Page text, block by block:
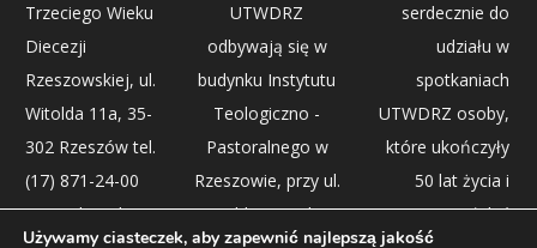
Trzeciego Wieku
Diecezji
Rzeszowskiej, ul.
Witolda 11a, 35-
302 Rzeszów tel.
(17) 871-24-00
(centrala) tel. (17)
UTWDRZ
odbywają się w
budynku Instytutu
Teologiczno -
Pastoralnego w
Rzeszowie, przy ul.
Witolda 11A, dwa
serdecznie do
udziału w
spotkaniach
UTWDRZ osoby,
które ukończyły
50 lat życia i
pragną pogłębić
Używamy ciasteczek, aby zapewnić najlepszą jakość